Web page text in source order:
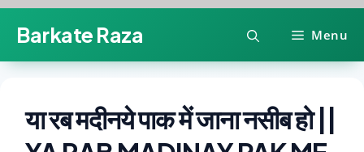
content
Barkate Raza Menu
या रब मदीनये पाक में जाना नसीब हो ||